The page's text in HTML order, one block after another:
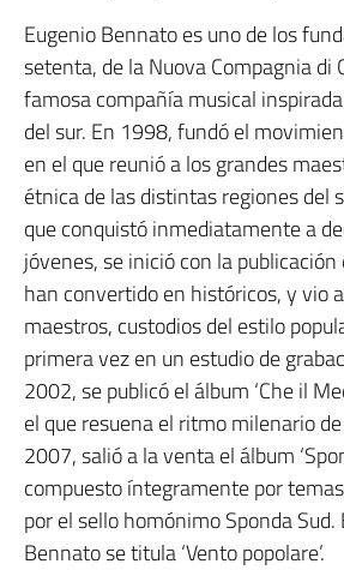
Eugenio Bennato es uno de los
setenta, de la Nuova Compagnia di
famosa compañía musical
del sur. En 1998, fundó el
en el que reunió a los grandes
étnica de las distintas regiones del
que conquistó inmediatamente a
jóvenes, se inició con la publicación
han convertido en históricos, y vio
maestros, custodios del estilo
primera vez en un estudio de
2002, se publicó el álbum ‘Che il
el que resuena el ritmo milenario
2007, salió a la venta el álbum
compuesto íntegramente por
por el sello homónimo Sponda
Bennato se titula ‘Vento popolare’.